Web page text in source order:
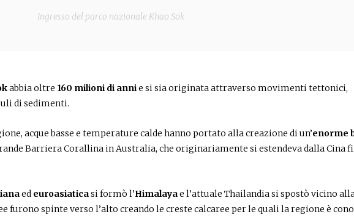
Ingresso del parco nazionale Khao Sok
abbia oltre 160 milioni di annie si sia originata attraverso movimenti tettonici,
di sedimenti.
acque basse e temperature calde hanno portato alla creazione di un’enorme
Barriera Corallina in Australia, che originariamente si estendeva dalla Cina
ed euroasiaticasi formò l’Himalayae l’attuale Thailandia si spostò vicino
furono spinte verso l’alto creando le creste calcaree per le quali la regione è